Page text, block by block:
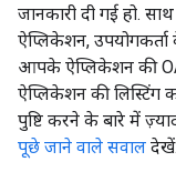
जानकारी दी गई हो.
ऐप्लिकेशन,
आपके ऐप्लिकेशन की
ऐप्लिकेशन की लिस्टिंग
पुष्टि करने के बारे में
पूछे जाने वाले सवाल देखें.